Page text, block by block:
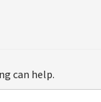
can help.